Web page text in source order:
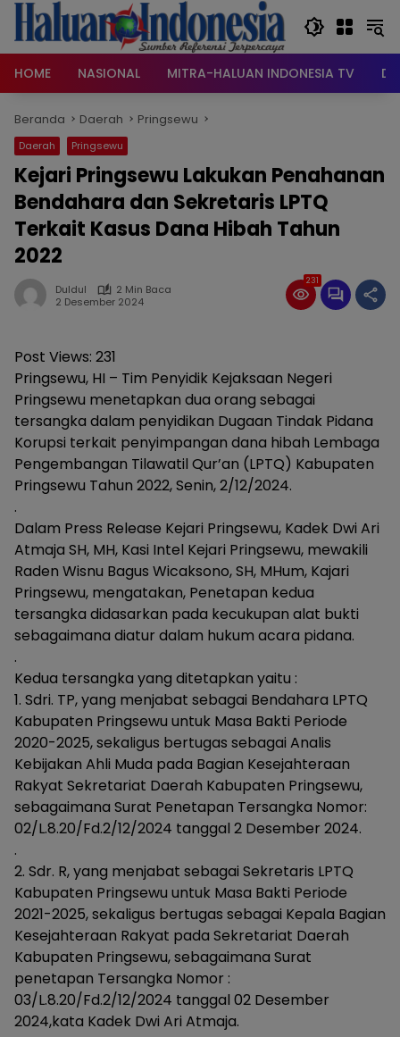
Langsung
konten
HOME
NASIONAL MITRA-HALUAN INDONESIA TV
Beranda Daerah Pringsewu
Daerah Pringsewu
Kejari Pringsewu Lakukan Penahanan
Bendahara dan Sekretaris LPTQ
Terkait Kasus Dana Hibah Tahun
2022
Duldul
2 Min Baca
2 Desember 2024
231
Post Views: 231
Pringsewu, HI – Tim Penyidik Kejaksaan Negeri
Pringsewu menetapkan dua orang sebagai
tersangka dalam penyidikan Dugaan Tindak Pidana
Korupsi terkait penyimpangan dana hibah Lembaga
Pengembangan Tilawatil Qur’an (LPTQ) Kabupaten
Pringsewu Tahun 2022, Senin, 2/12/2024.
.
Dalam Press Release Kejari Pringsewu, Kadek Dwi Ari
Atmaja SH, MH, Kasi Intel Kejari Pringsewu, mewakili
Raden Wisnu Bagus Wicaksono, SH, MHum, Kajari
Pringsewu, mengatakan, Penetapan kedua
tersangka didasarkan pada kecukupan alat bukti
sebagaimana diatur dalam hukum acara pidana.
.
Kedua tersangka yang ditetapkan yaitu :
1. Sdri. TP, yang menjabat sebagai Bendahara LPTQ
Kabupaten Pringsewu untuk Masa Bakti Periode
2020-2025, sekaligus bertugas sebagai Analis
Kebijakan Ahli Muda pada Bagian Kesejahteraan
Rakyat Sekretariat Daerah Kabupaten Pringsewu,
sebagaimana Surat Penetapan Tersangka Nomor:
02/L.8.20/Fd.2/12/2024 tanggal 2 Desember 2024.
.
2. Sdr. R, yang menjabat sebagai Sekretaris LPTQ
Kabupaten Pringsewu untuk Masa Bakti Periode
2021-2025, sekaligus bertugas sebagai Kepala Bagian
Kesejahteraan Rakyat pada Sekretariat Daerah
Kabupaten Pringsewu, sebagaimana Surat
penetapan Tersangka Nomor :
03/L.8.20/Fd.2/12/2024 tanggal 02 Desember
2024,kata Kadek Dwi Ari Atmaja.